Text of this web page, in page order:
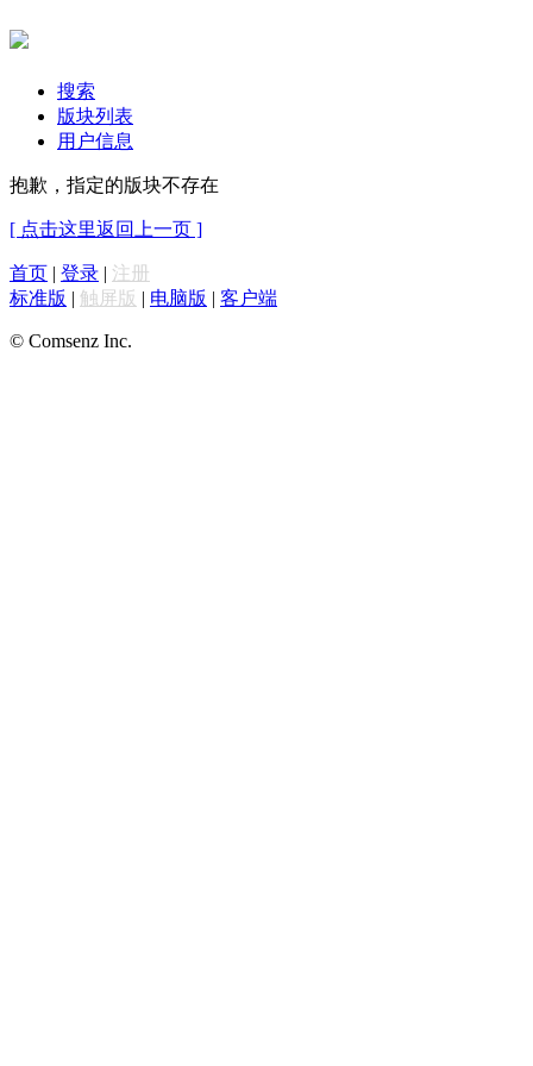
搜索
版块列表
用户信息
抱歉，指定的版块不存在
[ 点击这里返回上一页 ]
首页 | 登录 | 注册
标准版 | 触屏版 | 电脑版 | 客户端
© Comsenz Inc.